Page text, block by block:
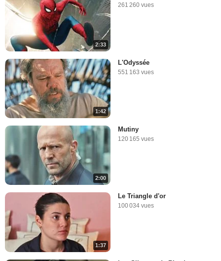
2:33
261 260 vues
1:42
L'Odyssée
551 163 vues
2:00
Mutiny
120 165 vues
1:37
Le Triangle d'or
100 034 vues